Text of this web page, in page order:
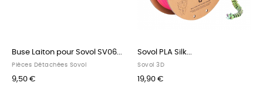
Buse Laiton pour Sovol SV06...
Pièces Détachées Sovol
9,50 €
Sovol PLA Silk...
Sovol 3D
19,90 €